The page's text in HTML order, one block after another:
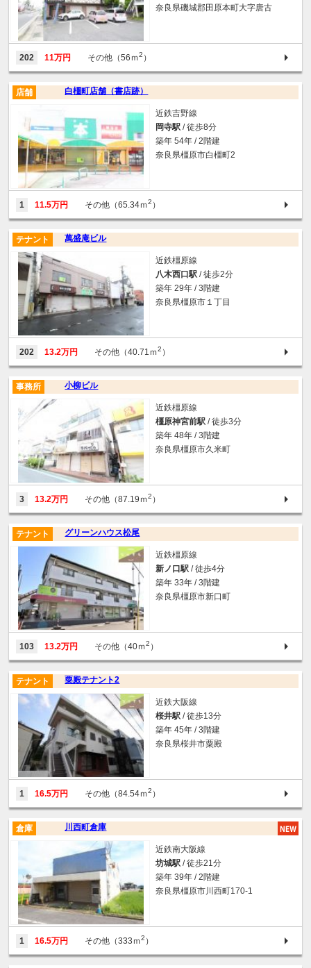
奈良県磯城郡田原本町大字唐古
202 11万円 その他（56ｍ2 ）
白橿町店舗（書店跡）
店舗
近鉄吉野線
岡寺駅 / 徒歩8分
築年 54年 / 2階建
奈良県橿原市白橿町2
1 11.5万円 その他（65.34ｍ2 ）
萬盛庵ビル
テナント
近鉄橿原線
八木西口駅 / 徒歩2分
築年 29年 / 3階建
奈良県橿原市１丁目
202 13.2万円 その他（40.71ｍ2 ）
小柳ビル
事務所
近鉄橿原線
橿原神宮前駅 / 徒歩3分
築年 48年 / 3階建
奈良県橿原市久米町
3 13.2万円 その他（87.19ｍ2 ）
グリーンハウス松尾
テナント
近鉄橿原線
新ノ口駅 / 徒歩4分
築年 33年 / 3階建
奈良県橿原市新口町
103 13.2万円 その他（40ｍ2 ）
粟殿テナント2
テナント
近鉄大阪線
桜井駅 / 徒歩13分
築年 45年 / 3階建
奈良県桜井市粟殿
1 16.5万円 その他（84.54ｍ2 ）
川西町倉庫
倉庫
近鉄南大阪線
坊城駅 / 徒歩21分
築年 39年 / 2階建
奈良県橿原市川西町170-1
1 16.5万円 その他（333ｍ2 ）